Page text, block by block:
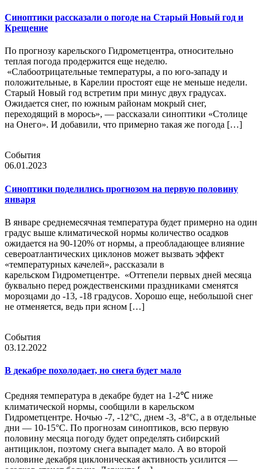
Синоптики рассказали о погоде на Старый Новый год и
Крещение
По прогнозу карельского Гидрометцентра, относительно
теплая погода продержится еще неделю.
«Слабоотрицательные температуры, а по юго-западу и
положительные, в Карелии простоят еще не меньше недели.
Старый Новый год встретим при минус двух градусах.
Ожидается снег, по южным районам мокрый снег,
переходящий в морось», — рассказали синоптики «Столице
на Онего». И добавили, что примерно такая же погода […]
События
06.01.2023
Синоптики поделились прогнозом на первую половину
января
В январе среднемесячная температура будет примерно на один
градус выше климатической нормы количество осадков
ожидается на 90-120% от нормы, а преобладающее влияние
североатлантических циклонов может вызвать эффект
«температурных качелей», рассказали в
карельском Гидрометцентре. «Оттепели первых дней месяца
буквально перед рождественскими праздниками сменятся
морозцами до -13, -18 градусов. Хорошо еще, небольшой снег
не отменяется, ведь при ясном […]
События
03.12.2022
В декабре похолодает, но снега будет мало
Средняя температура в декабре будет на 1-2℃ ниже
климатической нормы, сообщили в карельском
Гидрометцентре. Ночью -7, -12°С, днем -3, -8°С, а в отдельные
дни — 10-15°С. По прогнозам синоптиков, всю первую
половину месяца погоду будет определять сибирский
антициклон, поэтому снега выпадет мало. А во второй
половине декабря циклоническая активность усилится —